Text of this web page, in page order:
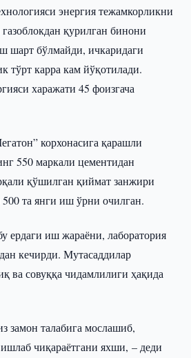
энергия тежамкорликни
қурилган бинони
шарт бўлмайди, ичкаридаги
тўрт карра кам йўқотилади.
харажати 45 фоизгача
корхонасига қарашли
550 маркали цементидан
қўшилган қиймат занжири
500 та янги иш ўрни очилган.
ердаги иш жараёни, лаборатория
кечирди. Мутасаддилар
ва совуққа чидамлилиги ҳақида
замон талабига мослашиб,
чиқараётгани яхши, – деди